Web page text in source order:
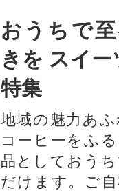
おうちで
きを スイ
特集
地域の魅力あ
コーヒーをふ
品としておう
だけます。ご